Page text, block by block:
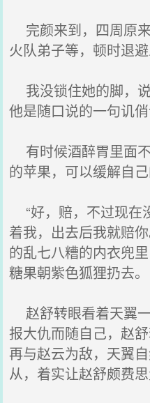
完颜来到，四周原
火队弟子等，顿时退避
我没锁住她的脚，
他是随口说的一句讥
有时候酒醉胃里面
的苹果，可以缓解自己
“好，赔，不过现在
着我，出去后我就赔
的乱七八糟的内衣兜
糖果朝紫色狐狸扔去。
赵舒转眼看着天翼
报大仇而随自己，赵
再与赵云为敌，天翼
从，着实让赵舒颇费思